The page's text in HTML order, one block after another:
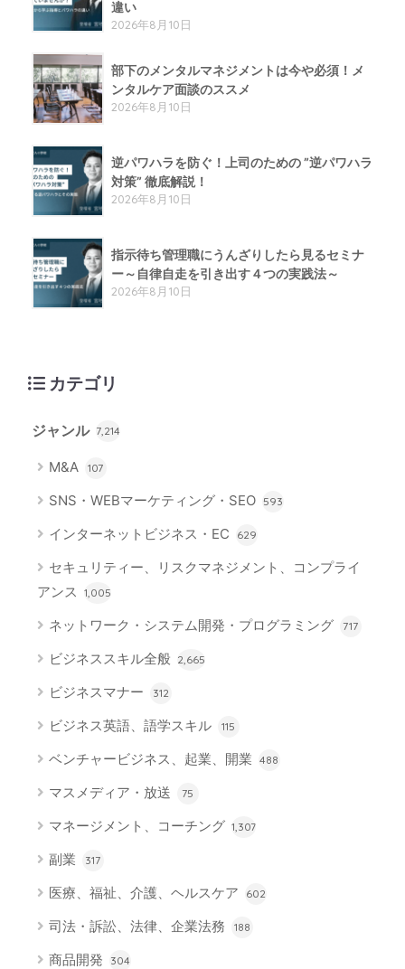
違い
2026年8月10日
部下のメンタルマネジメントは今や必須！メ
ンタルケア面談のススメ
2026年8月10日
逆パワハラを防ぐ！上司のための ”逆パワハラ
対策” 徹底解説！
2026年8月10日
指示待ち管理職にうんざりしたら見るセミナ
ー～自律自走を引き出す４つの実践法～
2026年8月10日
カテゴリ
ジャンル 7,214
M&A 107
SNS・WEBマーケティング・SEO 593
インターネットビジネス・EC 629
セキュリティー、リスクマネジメント、コンプライ
アンス 1,005
ネットワーク・システム開発・プログラミング 717
ビジネススキル全般 2,665
ビジネスマナー 312
ビジネス英語、語学スキル 115
ベンチャービジネス、起業、開業 488
マスメディア・放送 75
マネージメント、コーチング 1,307
副業 317
医療、福祉、介護、ヘルスケア 602
司法・訴訟、法律、企業法務 188
商品開発 304